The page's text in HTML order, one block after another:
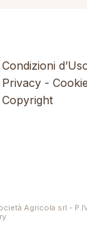
Condizioni
Privacy - Cookie
Copyright
Agricola srl -